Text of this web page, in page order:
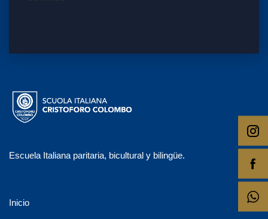
Escuela Italiana paritaria, bicultural y bilingüe.
Inicio